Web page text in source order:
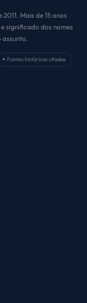
Mais de 15 anos
significado dos nomes
assunto.
✦ Fontes históricas citadas